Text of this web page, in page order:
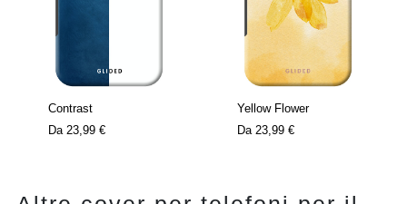
Contrast
Da 23,99 €
Yellow Flower
Da 23,99 €